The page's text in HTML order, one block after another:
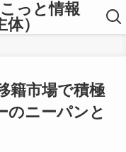
っと情報
）
籍市場で積極
のニーパンと